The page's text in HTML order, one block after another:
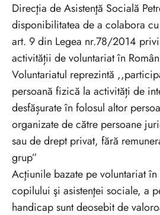
Direcţia de Asistenţă Socială
disponibilitatea de a colabora
art. 9 din Legea nr.78/2014
activității de voluntariat în
Voluntariatul reprezintă
persoană fizică la activități de
desfășurate în folosul altor
organizate de către persoane
sau de drept privat, fără
grup”
Acţiunile bazate pe voluntariat
copilului şi asistenţei sociale, a
handicap sunt deosebit de